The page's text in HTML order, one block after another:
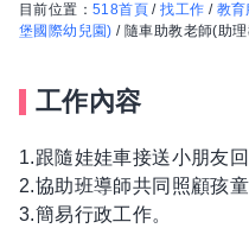
目前位置： 518首頁 /找工作 / 教育
堡國際幼兒園) / 隨車助教老師(助
工作內容
1.跟隨娃娃車接送小朋友回
2.協助班導師共同照顧孩童
3.簡易行政工作。